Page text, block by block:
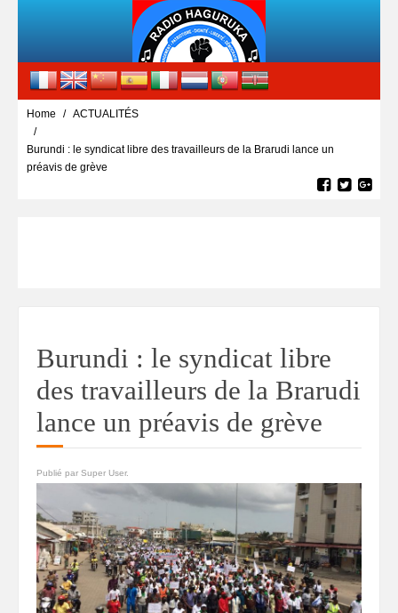
Home ACTUALITÉS
Burundi : le syndicat libre des travailleurs de la Brarudi lance un
préavis de grève
Burundi : le syndicat libre
des travailleurs de la Brarudi
lance un préavis de grève
Publié par Super User.